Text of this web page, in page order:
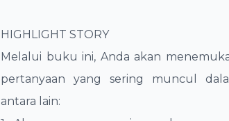
​HIGHLIGHT STORY
​Melalui buku ini, Anda akan
pertanyaan yang sering muncul
antara lain: